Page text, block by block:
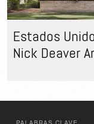
Estados
Nick Deaver